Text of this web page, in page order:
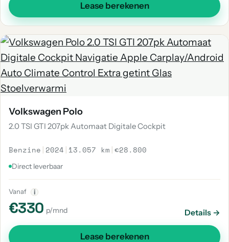
Lease berekenen
Volkswagen Polo
2.0 TSI GTI 207pk Automaat Digitale Cockpit
Benzine | 2024 | 13.057 km |€28.800
Direct leverbaar
Vanaf i
€330 p/mnd Details →
Lease berekenen